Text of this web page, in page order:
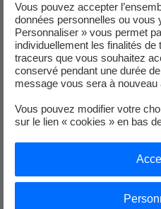
création et de la
d’exploitation nouvellement
circuits supplémentaires
de Fukushima, tels que le
source d’eau ultime ou le
A l’issue de la 4èmevisite
le référentiel d’exploitation
le réacteur est en
par les générateurs de
Il est apparu que, lors
Vous pouvez accepter
données personnelles ou vous
Personnaliser » vous permet
individuellement les finalités
traceurs que vous souhaitez
conservé pendant une durée
message vous sera à nouveau
Vous pouvez modifier votre
sur le lien « cookies » en bas